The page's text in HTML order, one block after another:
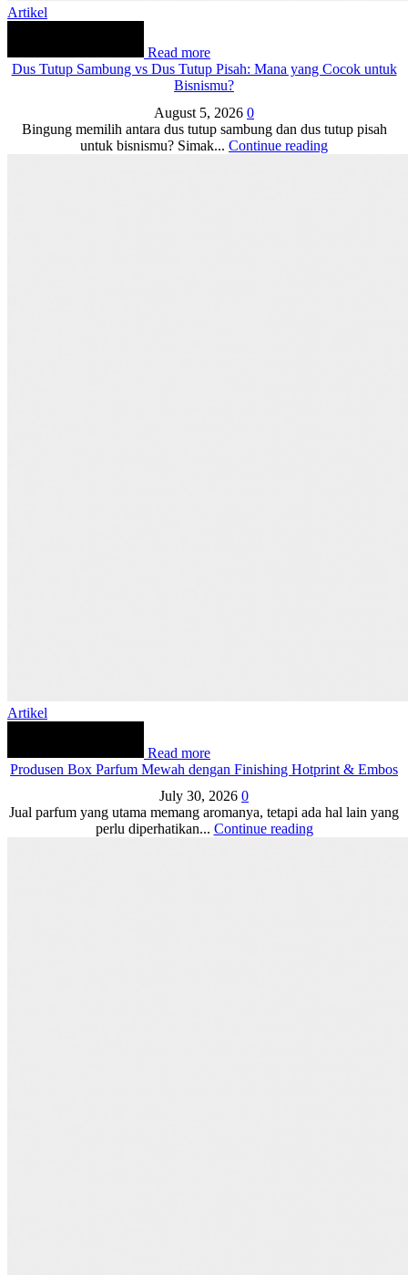
Artikel
Read more
Dus Tutup Sambung vs Dus Tutup Pisah: Mana yang Cocok untuk
Bisnismu?
August 5, 2026 0
Bingung memilih antara dus tutup sambung dan dus tutup pisah
untuk bisnismu? Simak... Continue reading
Artikel
Read more
Produsen Box Parfum Mewah dengan Finishing Hotprint & Embos
July 30, 2026 0
Jual parfum yang utama memang aromanya, tetapi ada hal lain yang
perlu diperhatikan... Continue reading